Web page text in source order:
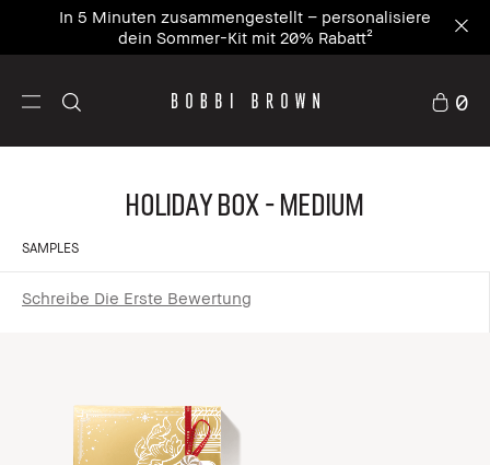
In 5 Minuten zusammengestellt – personalisiere
dein Sommer-Kit mit 20% Rabatt²
0
Holiday Box - Medium
SAMPLES
Schreibe Die Erste Bewertung